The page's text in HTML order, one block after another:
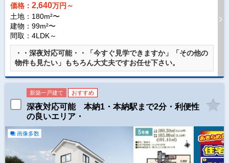
価格： 2,640万円～
土地：180m²〜
建物：99m²〜
間取：4LDK～
・・深夜対応可能・・「今すぐ見学できますか」「その他の
物件も見たい」もちろん大丈夫ですお任せ下さい。
新築一戸建て おすすめ
深夜対応可能 本納1・本納駅まで2分・利便性
の良いエリア・
画像多数